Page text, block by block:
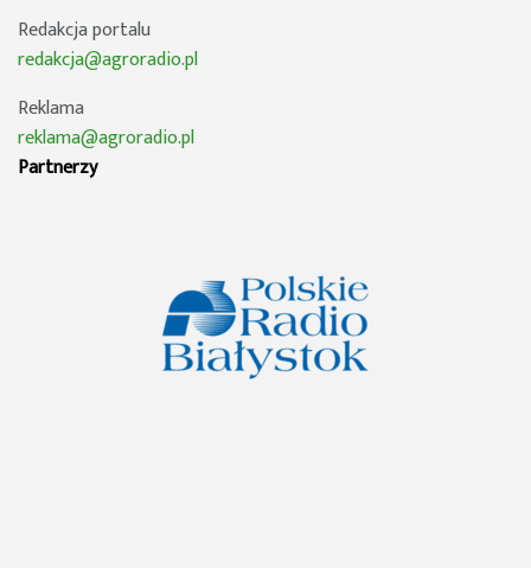
Redakcja portalu
redakcja@agroradio.pl
Reklama
reklama@agroradio.pl
Partnerzy